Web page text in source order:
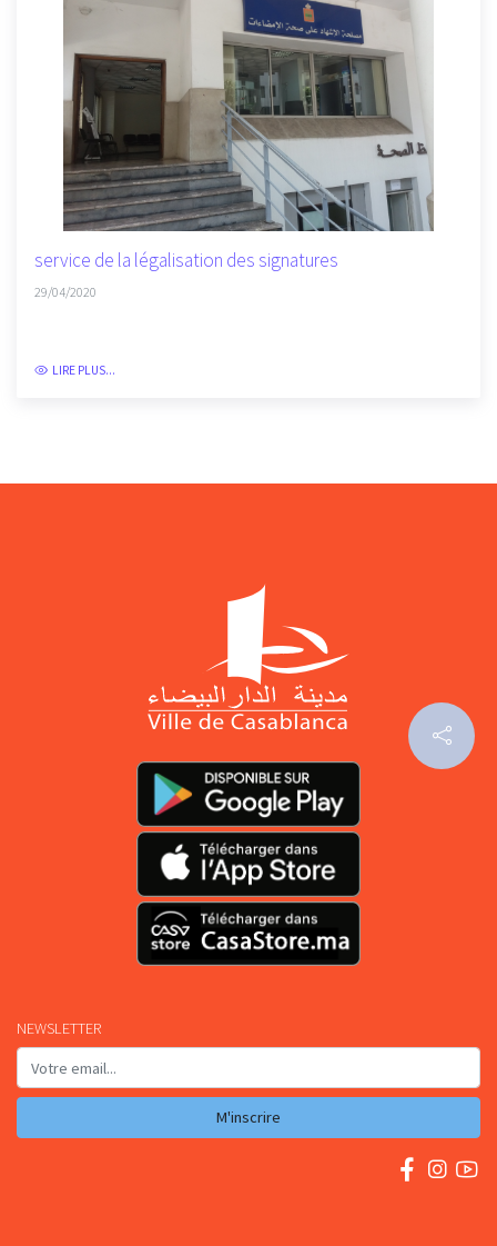
service de la légalisation des signatures
29/04/2020
LIRE PLUS...
NEWSLETTER
M'inscrire